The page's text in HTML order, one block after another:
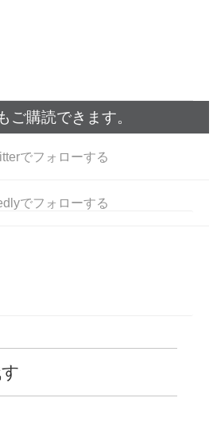
ご購読できます。
でフォローする
でフォローする